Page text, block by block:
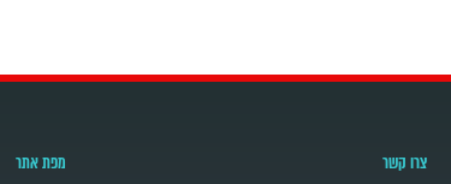
צרו קשר מפת אתר